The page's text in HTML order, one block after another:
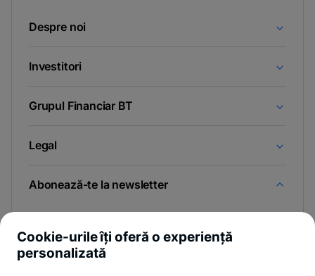
Despre noi
Investitori
Grupul Financiar BT
Legal
Abonează-te la newsletter
Cookie-urile îți oferă o experiență
personalizată